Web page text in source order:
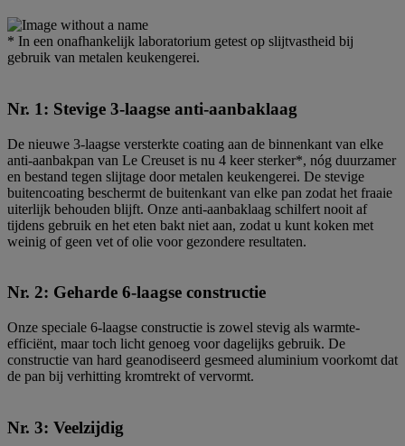
* In een onafhankelijk laboratorium getest op slijtvastheid bij
gebruik van metalen keukengerei.
Nr. 1: Stevige 3-laagse anti-aanbaklaag
De nieuwe 3-laagse versterkte coating aan de binnenkant van elke
anti-aanbakpan van Le Creuset is nu 4 keer sterker*, nóg duurzamer
en bestand tegen slijtage door metalen keukengerei. De stevige
buitencoating beschermt de buitenkant van elke pan zodat het fraaie
uiterlijk behouden blijft. Onze anti-aanbaklaag schilfert nooit af
tijdens gebruik en het eten bakt niet aan, zodat u kunt koken met
weinig of geen vet of olie voor gezondere resultaten.
Nr. 2: Geharde 6-laagse constructie
Onze speciale 6-laagse constructie is zowel stevig als warmte-
efficiënt, maar toch licht genoeg voor dagelijks gebruik. De
constructie van hard geanodiseerd gesmeed aluminium voorkomt dat
de pan bij verhitting kromtrekt of vervormt.
Nr. 3: Veelzijdig